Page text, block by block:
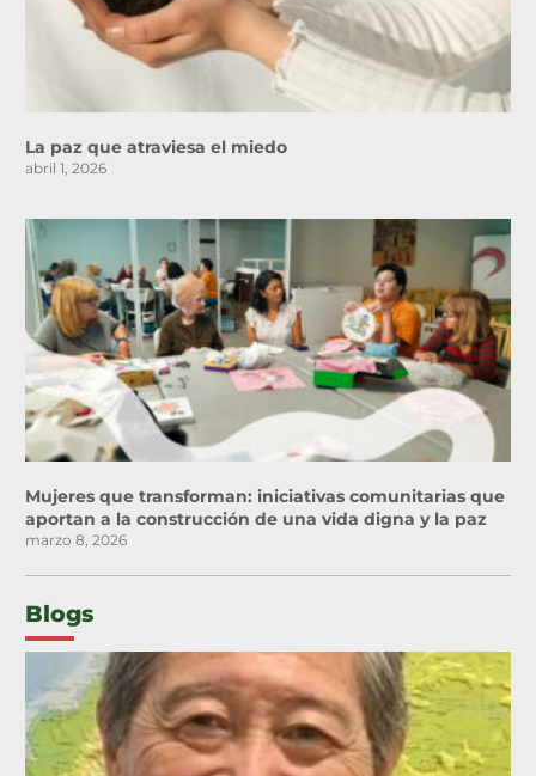
La paz que atraviesa el miedo
abril 1, 2026
Mujeres que transforman: iniciativas comunitarias que
aportan a la construcción de una vida digna y la paz
marzo 8, 2026
Blogs